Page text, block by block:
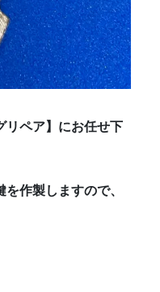
リペア】にお任せ下
作製しますので、